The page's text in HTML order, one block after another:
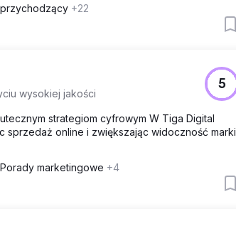
+22
wysokiej jakości
5
strategiom cyfrowym W Tiga Digital
sprzedaż online i zwiększając widoczność marki
marketingowe +4